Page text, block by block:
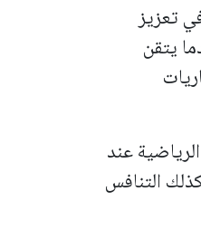
تعزيز
يتقن
عند
التنافس